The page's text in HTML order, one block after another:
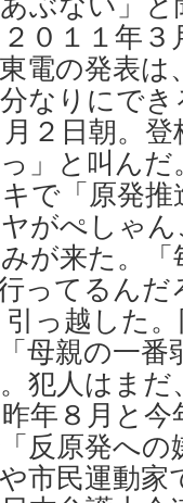
０１１年
電の発表
なりにで
２日朝。
」と叫ん
で「原発
がぺしゃ
が来た。
ってるん
っ越した
母親の一
犯人はま
年８月と
反原発へ
市民運動家